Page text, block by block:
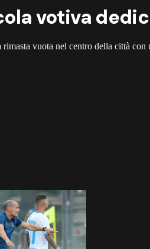
votiva
vuota nel centro della città